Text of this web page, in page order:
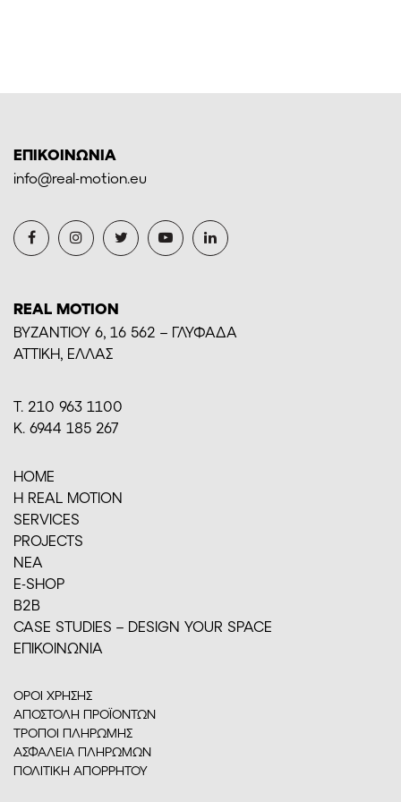
ΕΠΙΚΟΙΝΩΝΙΑ
info@real-motion.eu
REAL MOTION
BYZANTIOY 6, 16 562 – ΓΛΥΦΑΔΑ
ΑΤΤΙΚΗ, ΕΛΛΑΣ
Τ. 210 963 1100
Κ. 6944 185 267
HOME
H REAL MOTION
SERVICES
PROJECTS
ΝΕΑ
E-SHOP
Β2Β
CASE STUDIES – DESIGN YOUR SPACE
ΕΠΙΚΟΙΝΩΝΙΑ
ΟΡΟΙ ΧΡΗΣΗΣ
ΑΠΟΣΤΟΛΗ ΠΡΟΪΟΝΤΩΝ
ΤΡΟΠΟΙ ΠΛΗΡΩΜΗΣ
ΑΣΦΑΛΕΙΑ ΠΛΗΡΩΜΩΝ
ΠΟΛΙΤΙΚΗ ΑΠΟΡΡΗΤΟΥ